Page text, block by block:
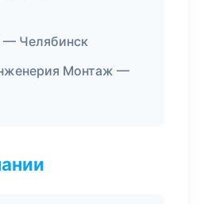
— Челябинск
Монтаж —